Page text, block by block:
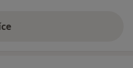
o adrese